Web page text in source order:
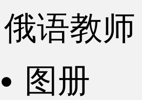
俄语教师
图册